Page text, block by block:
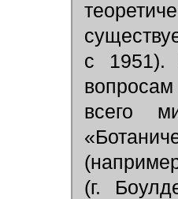
с 1951).
всего
(г.